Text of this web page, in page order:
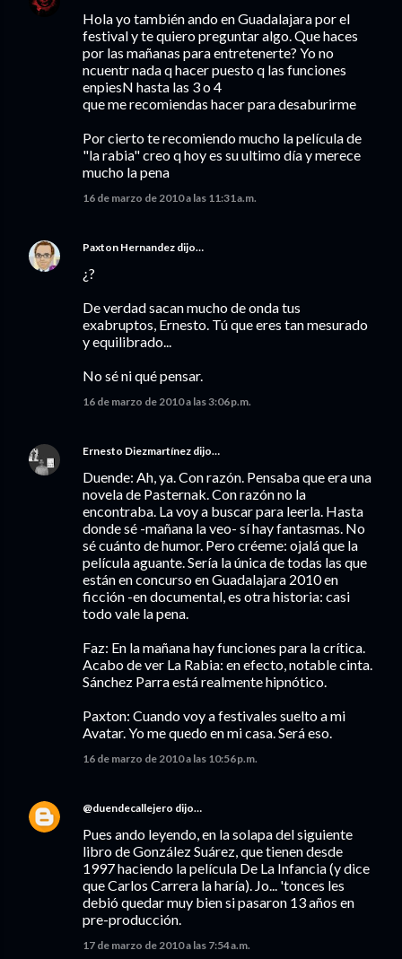
Hola yo también ando en Guadalajara por el
festival y te quiero preguntar algo. Que haces
por las mañanas para entretenerte? Yo no
ncuentr nada q hacer puesto q las funciones
enpiesN hasta las 3 o 4
que me recomiendas hacer para desaburirme
Por cierto te recomiendo mucho la película de
"la rabia" creo q hoy es su ultimo día y merece
mucho la pena
16 de marzo de 2010 a las 11:31 a.m.
Paxton Hernandez dijo…
¿?
De verdad sacan mucho de onda tus
exabruptos, Ernesto. Tú que eres tan mesurado
y equilibrado...
No sé ni qué pensar.
16 de marzo de 2010 a las 3:06 p.m.
Ernesto Diezmartínez dijo…
Duende: Ah, ya. Con razón. Pensaba que era una
novela de Pasternak. Con razón no la
encontraba. La voy a buscar para leerla. Hasta
donde sé -mañana la veo- sí hay fantasmas. No
sé cuánto de humor. Pero créeme: ojalá que la
película aguante. Sería la única de todas las que
están en concurso en Guadalajara 2010 en
ficción -en documental, es otra historia: casi
todo vale la pena.
Faz: En la mañana hay funciones para la crítica.
Acabo de ver La Rabia: en efecto, notable cinta.
Sánchez Parra está realmente hipnótico.
Paxton: Cuando voy a festivales suelto a mi
Avatar. Yo me quedo en mi casa. Será eso.
16 de marzo de 2010 a las 10:56 p.m.
@duendecallejero dijo…
Pues ando leyendo, en la solapa del siguiente
libro de González Suárez, que tienen desde
1997 haciendo la película De La Infancia (y dice
que Carlos Carrera la haría). Jo... 'tonces les
debió quedar muy bien si pasaron 13 años en
pre-producción.
17 de marzo de 2010 a las 7:54 a.m.